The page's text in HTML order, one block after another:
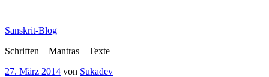
springen
Sanskrit-Blog
Schriften – Mantras – Texte
Veröffentlicht
27. März 2014 von Sukadev